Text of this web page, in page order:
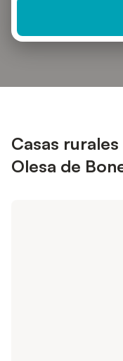
Casas
Olesa de